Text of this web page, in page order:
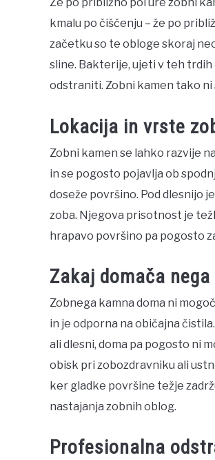
Že po približno pol ure zobni
kmalu po čiščenju – že po
začetku so te obloge skoraj
sline. Bakterije, ujeti v teh trdih
odstraniti. Zobni kamen tako
Lokacija in vrste
Zobni kamen se lahko razvije
in se pogosto pojavlja ob
doseže površino. Pod dlesnijo
zoba. Njegova prisotnost je
hrapavo površino pa pogosto
Zakaj domača
Zobnega kamna doma ni
in je odporna na običajna
ali dlesni, doma pa pogosto ni
obisk pri zobozdravniku ali
ker gladke površine težje
nastajanja zobnih oblog.
Profesionalna